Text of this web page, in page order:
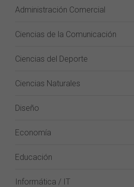
Administración Comercial
Ciencias de la Comunicación
Ciencias del Deporte
Ciencias Naturales
Diseño
Economía
Educación
Informática / IT